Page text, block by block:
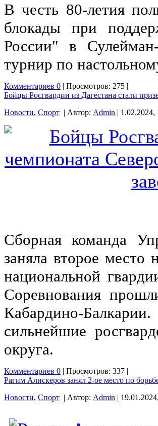
В честь 80-летия
блокады при
России" в
турнир по
Комментариев 0 | Просмотров: 275 |
Бойцы Росгвардии из Дагестана стали
Новости, Спорт | Автор: Admin | 1.02.2024,
Сборная команда
заняла второе место
национальной
Соревнования
Кабардино-
сильнейшие
округа.
Комментариев 0 | Просмотров: 337 |
Рагим Алискеров занял 2-ое место по
Новости, Спорт | Автор: Admin |